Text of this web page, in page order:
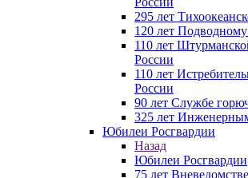
295 лет
120 лет
110 лет
России
110 лет
России
90 лет Службе
325 лет
Юбилеи Росгвардии
Назад
Юбилеи Росгвардии
75 лет